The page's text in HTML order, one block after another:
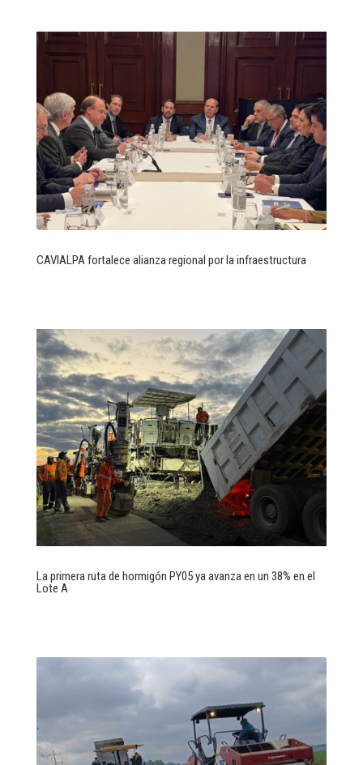
CAVIALPA fortalece alianza regional por la infraestructura
La primera ruta de hormigón PY05 ya avanza en un 38% en el
Lote A